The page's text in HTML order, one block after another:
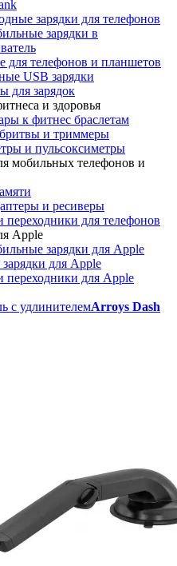
зарядки для телефонов
зарядки в
для телефонов и планшетов
USB зарядки
для зарядок
и здоровья
к фитнес браслетам
и триммеры
и пульсоксиметры
мобильных телефонов и
и ресиверы
переходники для телефонов
Apple
зарядки для Apple
для Apple
переходники для Apple
с удлинителемArroys Dash